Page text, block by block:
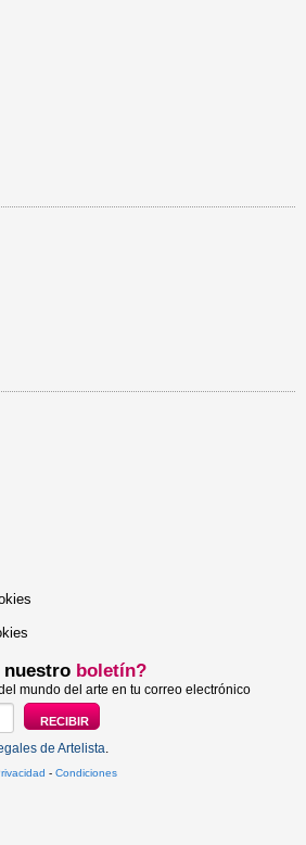
nuestro boletín?
mundo del arte en tu correo electrónico
de Artelista.
- Condiciones